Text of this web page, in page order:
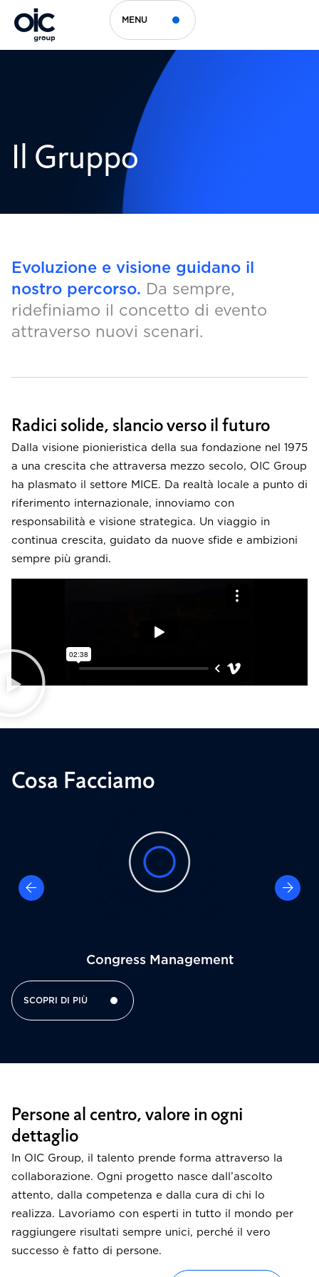
MENU
Il Gruppo
Evoluzione e visione guidano il
nostro percorso. Da sempre,
ridefiniamo il concetto di evento
attraverso nuovi scenari.
Radici solide, slancio verso il futuro
Dalla visione pionieristica della sua fondazione nel 1975
a una crescita che attraversa mezzo secolo, OIC Group
ha plasmato il settore MICE. Da realtà locale a punto di
riferimento internazionale, innoviamo con
responsabilità e visione strategica. Un viaggio in
continua crescita, guidato da nuove sfide e ambizioni
sempre più grandi.
Cosa Facciamo
Congress Management​
SCOPRI DI PIÙ
Persone al centro, valore in ogni
dettaglio
In OIC Group, il talento prende forma attraverso la
collaborazione. Ogni progetto nasce dall’ascolto
attento, dalla competenza e dalla cura di chi lo
realizza. Lavoriamo con esperti in tutto il mondo per
raggiungere risultati sempre unici, perché il vero
successo è fatto di persone.